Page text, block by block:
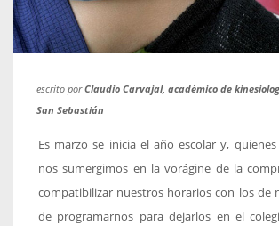
escrito porClaudio Carvajal, académico de
San Sebastián
Es marzo se inicia el año escolar y,
nos sumergimos en la vorágine de la
compatibilizar nuestros horarios con los de
de programarnos para dejarlos en el